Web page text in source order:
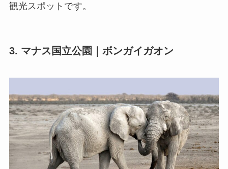
観光スポットです。
3. マナス国立公園｜ボンガイガオン